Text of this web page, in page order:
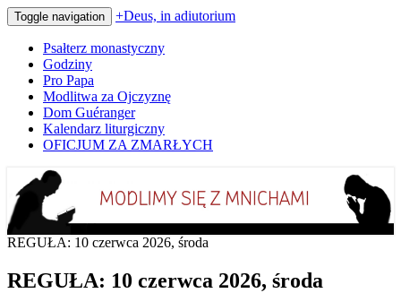
Toggle navigation +Deus, in adiutorium
Psałterz monastyczny
Godziny
Pro Papa
Modlitwa za Ojczyznę
Dom Guéranger
Kalendarz liturgiczny
OFICJUM ZA ZMARŁYCH
+Deus, in adiutorium
Codziennie modlimy się z mnichami
REGUŁA: 10 czerwca 2026, środa
REGUŁA: 10 czerwca 2026, środa